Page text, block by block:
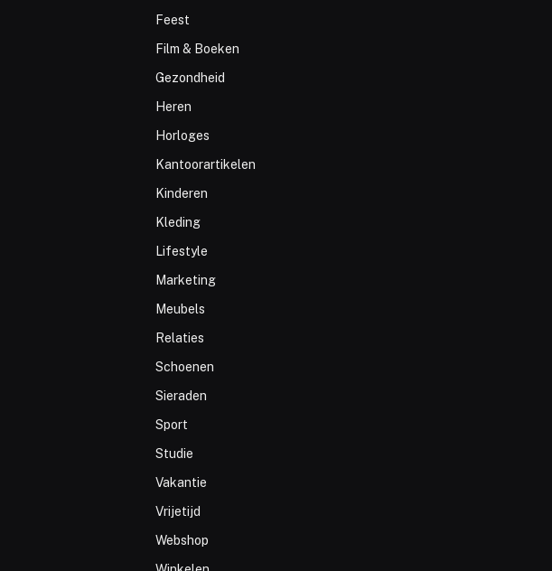
Feest
Film & Boeken
Gezondheid
Heren
Horloges
Kantoorartikelen
Kinderen
Kleding
Lifestyle
Marketing
Meubels
Relaties
Schoenen
Sieraden
Sport
Studie
Vakantie
Vrijetijd
Webshop